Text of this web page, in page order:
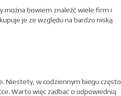
można bowiem znaleźć wiele firm i
je ze względu na bardzo niską
Niestety, w codziennym biegu często
Warto więc zadbać o odpowiednią